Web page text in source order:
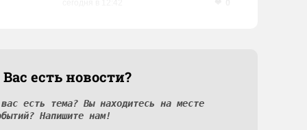
есть новости?
есть тема? Вы находитесь на месте
Напишите нам!